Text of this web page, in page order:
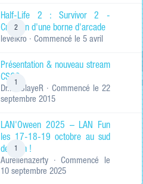
RECHERCHER LES
Titres et corps
Titres des
uniquement
2
Half-Life 2 : Survivor 2 -
Création d'une borne d'arcade
levelkro · Commencé le 5 avril
1
Présentation & nouveau stream
CSGO
Dr.KinSlayeR · Commencé le 22
septembre 2015
1
LAN'Oween 2025 – LAN Fun
les 17-18-19 octobre au sud
de Lyon !
Aurelienazerty · Commencé le
10 septembre 2025